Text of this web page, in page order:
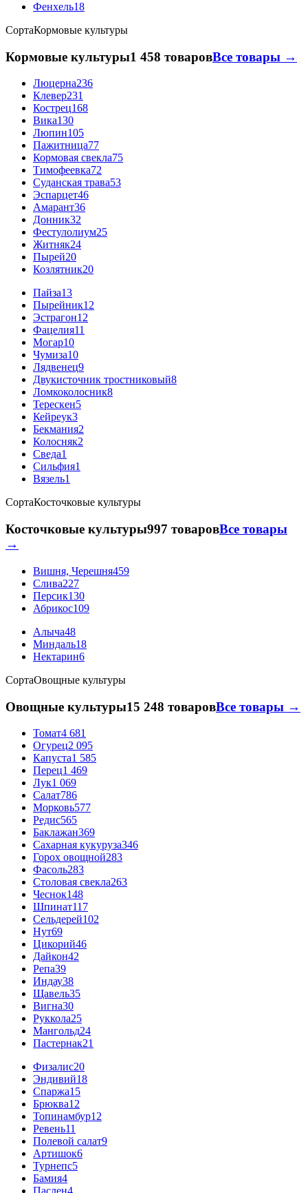
Фенхель18
СортаКормовые культуры
Кормовые культуры1 458 товаровВсе товары →
Люцерна236
Клевер231
Кострец168
Вика130
Люпин105
Пажитница77
Кормовая свекла75
Тимофеевка72
Суданская трава53
Эспарцет46
Амарант36
Донник32
Фестулолиум25
Житняк24
Пырей20
Козлятник20
Пайза13
Пырейник12
Эстрагон12
Фацелия11
Могар10
Чумиза10
Лядвенец9
Двукисточник тростниковый8
Ломкоколосник8
Терескен5
Кейреук3
Бекмания2
Колосняк2
Сведа1
Сильфия1
Вязель1
СортаКосточковые культуры
Косточковые культуры997 товаровВсе товары
→
Вишня, Черешня459
Слива227
Персик130
Абрикос109
Алыча48
Миндаль18
Нектарин6
СортаОвощные культуры
Овощные культуры15 248 товаровВсе товары →
Томат4 681
Огурец2 095
Капуста1 585
Перец1 469
Лук1 069
Салат786
Морковь577
Редис565
Баклажан369
Сахарная кукуруза346
Горох овощной283
Фасоль283
Столовая свекла263
Чеснок148
Шпинат117
Сельдерей102
Нут69
Цикорий46
Дайкон42
Репа39
Индау38
Щавель35
Вигна30
Руккола25
Мангольд24
Пастернак21
Физалис20
Эндивий18
Спаржа15
Брюква12
Топинамбур12
Ревень11
Полевой салат9
Артишок6
Турнепс5
Бамия4